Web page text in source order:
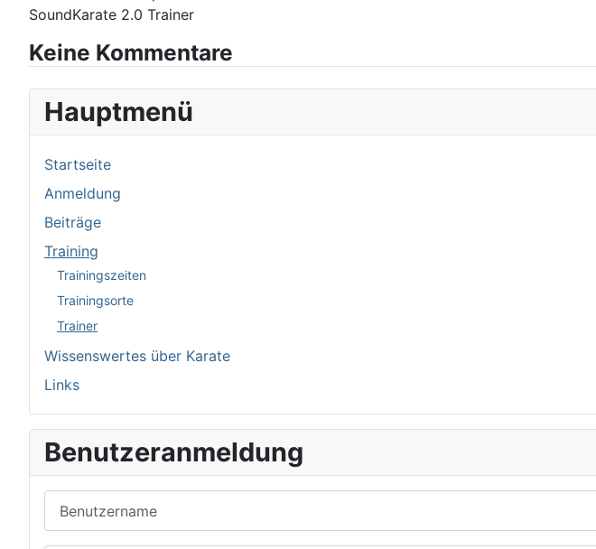
SoundKarate 2.0 Trainer
Keine Kommentare
Hauptmenü
Startseite
Anmeldung
Beiträge
Training
Trainingszeiten
Trainingsorte
Trainer
Wissenswertes über Karate
Links
Benutzeranmeldung